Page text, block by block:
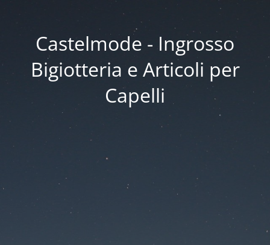
Castelmode - Ingrosso
Bigiotteria e Articoli per
Capelli